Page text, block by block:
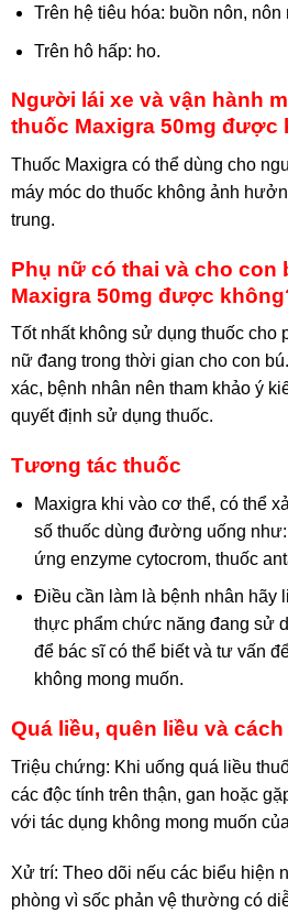
Trên hệ tiêu hóa: buồn nôn, nôn
Trên hô hấp: ho.
Người lái xe và vận hành
thuốc Maxigra 50mg được
Thuốc Maxigra có thể dùng cho
máy móc do thuốc không ảnh
trung.
Phụ nữ có thai và cho con
Maxigra 50mg được
Tốt nhất không sử dụng thuốc cho
nữ đang trong thời gian cho con
xác, bệnh nhân nên tham khảo ý
quyết định sử dụng thuốc.
Tương tác thuốc
Maxigra khi vào cơ thể, có thể
số thuốc dùng đường uống
ứng enzyme cytocrom, thuốc
Điều cần làm là bệnh nhân hãy
thực phẩm chức năng đang sử
để bác sĩ có thể biết và tư vấn
không mong muốn.
Quá liều, quên liều và
Triệu chứng: Khi uống quá liều
các độc tính trên thận, gan hoặc
với tác dụng không mong muốn
Xử trí: Theo dõi nếu các biểu hiện
phòng vì sốc phản vệ thường có